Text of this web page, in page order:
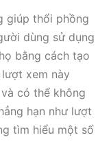
giúp thổi phồng
dùng sử dụng
bằng cách tạo
xem này
có thể không
hạn như lượt
tìm hiểu một số